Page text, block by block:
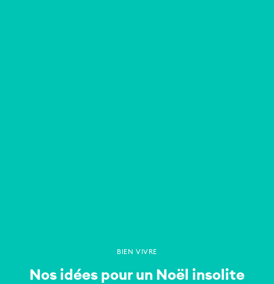
BIEN VIVRE
Nos idées pour un Noël insolite